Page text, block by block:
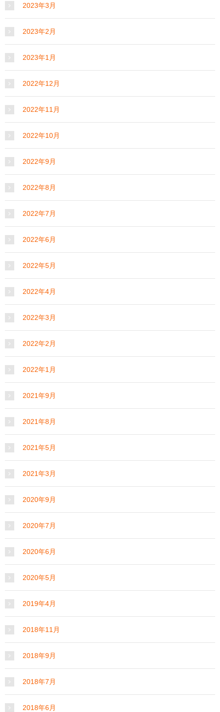
2023年3月
2023年2月
2023年1月
2022年12月
2022年11月
2022年10月
2022年9月
2022年8月
2022年7月
2022年6月
2022年5月
2022年4月
2022年3月
2022年2月
2022年1月
2021年9月
2021年8月
2021年5月
2021年3月
2020年9月
2020年7月
2020年6月
2020年5月
2019年4月
2018年11月
2018年9月
2018年7月
2018年6月